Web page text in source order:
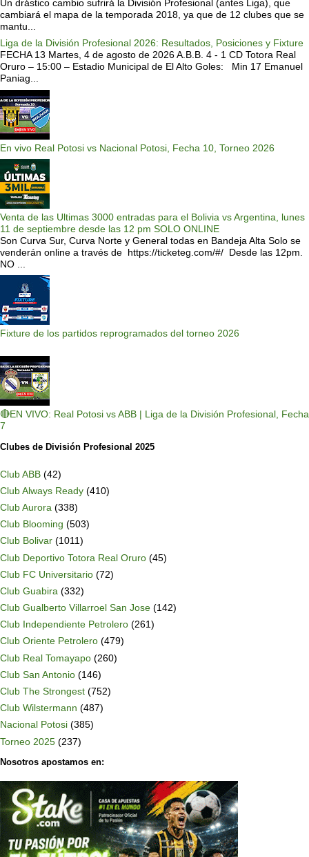
Un drástico cambio sufrirá la División Profesional (antes Liga), que
cambiará el mapa de la temporada 2018, ya que de 12 clubes que se
mantu...
Liga de la División Profesional 2026: Resultados, Posiciones y Fixture
FECHA 13 Martes, 4 de agosto de 2026 A.B.B. 4 - 1 CD Totora Real
Oruro – 15:00 – Estadio Municipal de El Alto Goles: Min 17 Emanuel
Paniag...
En vivo Real Potosi vs Nacional Potosi, Fecha 10, Torneo 2026
Venta de las Ultimas 3000 entradas para el Bolivia vs Argentina, lunes
11 de septiembre desde las 12 pm SOLO ONLINE
Son Curva Sur, Curva Norte y General todas en Bandeja Alta Solo se
venderán online a través de https://ticketeg.com/#/ Desde las 12pm.
NO ...
Fixture de los partidos reprogramados del torneo 2026
🔴EN VIVO: Real Potosi vs ABB | Liga de la División Profesional, Fecha
7
Clubes de División Profesional 2025
Club ABB (42)
Club Always Ready (410)
Club Aurora (338)
Club Blooming (503)
Club Bolivar (1011)
Club Deportivo Totora Real Oruro (45)
Club FC Universitario (72)
Club Guabira (332)
Club Gualberto Villarroel San Jose (142)
Club Independiente Petrolero (261)
Club Oriente Petrolero (479)
Club Real Tomayapo (260)
Club San Antonio (146)
Club The Strongest (752)
Club Wilstermann (487)
Nacional Potosi (385)
Torneo 2025 (237)
Nosotros apostamos en: